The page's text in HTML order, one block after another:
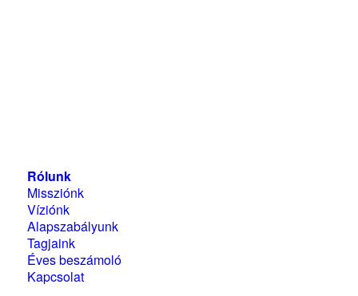
Rólunk
Missziónk
Víziónk
Alapszabályunk
Tagjaink
Éves beszámoló
Kapcsolat